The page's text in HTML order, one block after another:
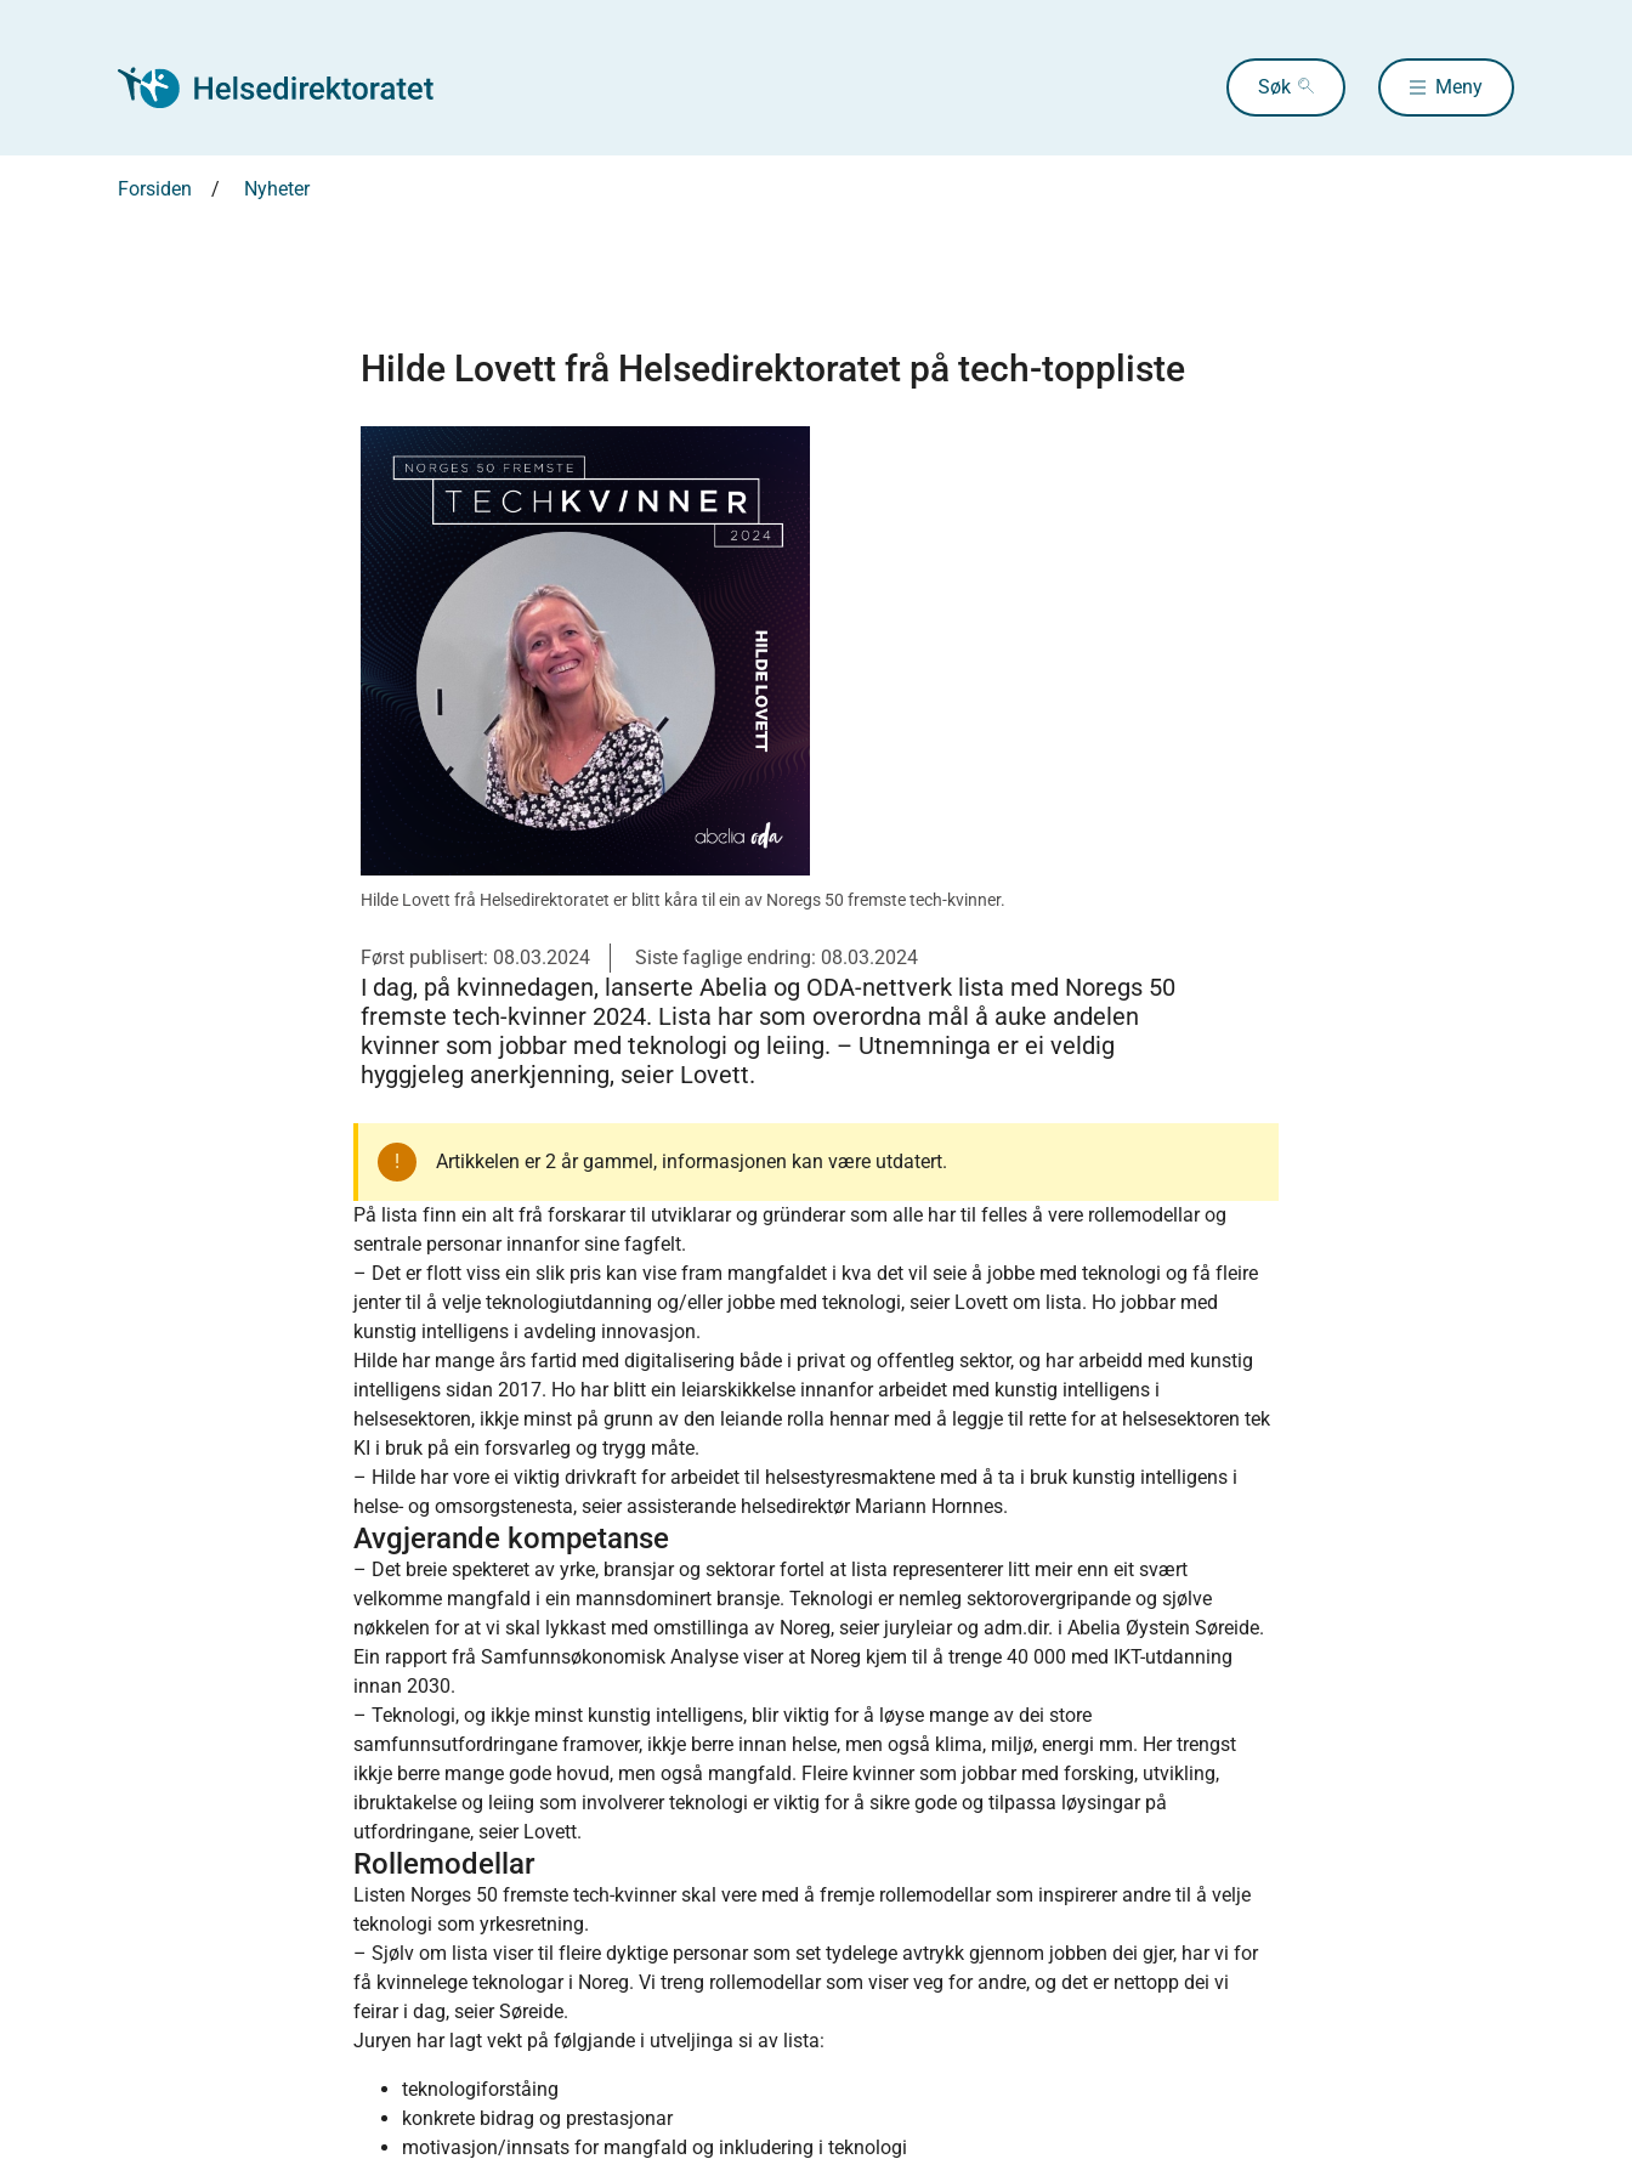
Søk Meny
Forsiden Nyheter
Hilde Lovett frå Helsedirektoratet på tech-toppliste
Hilde Lovett frå Helsedirektoratet er blitt kåra til ein av Noregs 50 fremste tech-kvinner.
Først publisert: 08.03.2024 Siste faglige endring: 08.03.2024
I dag, på kvinnedagen, lanserte Abelia og ODA-nettverk lista med Noregs 50
fremste tech-kvinner 2024. Lista har som overordna mål å auke andelen
kvinner som jobbar med teknologi og leiing. – Utnemninga er ei veldig
hyggjeleg anerkjenning, seier Lovett.
Artikkelen er 2 år gammel, informasjonen kan være utdatert.
På lista finn ein alt frå forskarar til utviklarar og gründerar som alle har til felles å vere rollemodellar og
sentrale personar innanfor sine fagfelt.
– Det er flott viss ein slik pris kan vise fram mangfaldet i kva det vil seie å jobbe med teknologi og få fleire
jenter til å velje teknologiutdanning og/eller jobbe med teknologi, seier Lovett om lista. Ho jobbar med
kunstig intelligens i avdeling innovasjon.
Hilde har mange års fartid med digitalisering både i privat og offentleg sektor, og har arbeidd med kunstig
intelligens sidan 2017. Ho har blitt ein leiarskikkelse innanfor arbeidet med kunstig intelligens i
helsesektoren, ikkje minst på grunn av den leiande rolla hennar med å leggje til rette for at helsesektoren tek
KI i bruk på ein forsvarleg og trygg måte.
– Hilde har vore ei viktig drivkraft for arbeidet til helsestyresmaktene med å ta i bruk kunstig intelligens i
helse- og omsorgstenesta, seier assisterande helsedirektør Mariann Hornnes.
Avgjerande kompetanse
– Det breie spekteret av yrke, bransjar og sektorar fortel at lista representerer litt meir enn eit svært
velkomme mangfald i ein mannsdominert bransje. Teknologi er nemleg sektorovergripande og sjølve
nøkkelen for at vi skal lykkast med omstillinga av Noreg, seier juryleiar og adm.dir. i Abelia Øystein Søreide.
Ein rapport frå Samfunnsøkonomisk Analyse viser at Noreg kjem til å trenge 40 000 med IKT-utdanning
innan 2030.
– Teknologi, og ikkje minst kunstig intelligens, blir viktig for å løyse mange av dei store
samfunnsutfordringane framover, ikkje berre innan helse, men også klima, miljø, energi mm. Her trengst
ikkje berre mange gode hovud, men også mangfald. Fleire kvinner som jobbar med forsking, utvikling,
ibruktakelse og leiing som involverer teknologi er viktig for å sikre gode og tilpassa løysingar på
utfordringane, seier Lovett.
Rollemodellar
Listen Norges 50 fremste tech-kvinner skal vere med å fremje rollemodellar som inspirerer andre til å velje
teknologi som yrkesretning.
– Sjølv om lista viser til fleire dyktige personar som set tydelege avtrykk gjennom jobben dei gjer, har vi for
få kvinnelege teknologar i Noreg. Vi treng rollemodellar som viser veg for andre, og det er nettopp dei vi
feirar i dag, seier Søreide.
Juryen har lagt vekt på følgjande i utveljinga si av lista:
teknologiforståing
konkrete bidrag og prestasjonar
motivasjon/innsats for mangfald og inkludering i teknologi